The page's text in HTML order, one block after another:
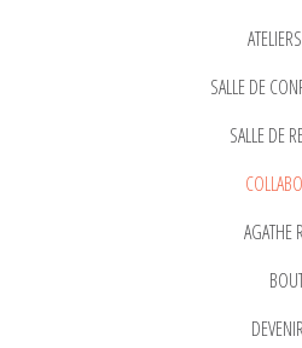
SALLE DE
SALLE DE
AGATHE